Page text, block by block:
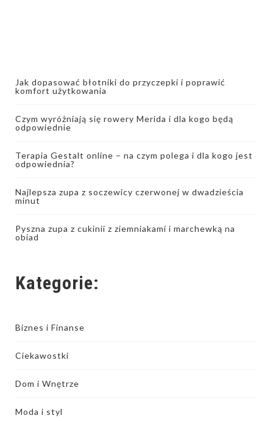
Jak dopasować błotniki do przyczepki i poprawić
komfort użytkowania
Czym wyróżniają się rowery Merida i dla kogo będą
odpowiednie
Terapia Gestalt online – na czym polega i dla kogo jest
odpowiednia?
Najlepsza zupa z soczewicy czerwonej w dwadzieścia
minut
Pyszna zupa z cukinii z ziemniakami i marchewką na
obiad
Kategorie:
Biznes i Finanse
Ciekawostki
Dom i Wnętrze
Moda i styl